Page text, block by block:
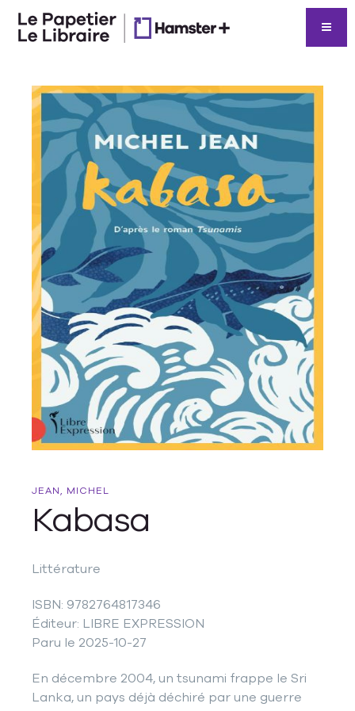
JEAN, MICHEL
Kabasa
Littérature
ISBN: 9782764817346
Éditeur: LIBRE EXPRESSION
Paru le 2025-10-27
En décembre 2004, un tsunami frappe le Sri
Lanka, un pays déjà déchiré par une guerre